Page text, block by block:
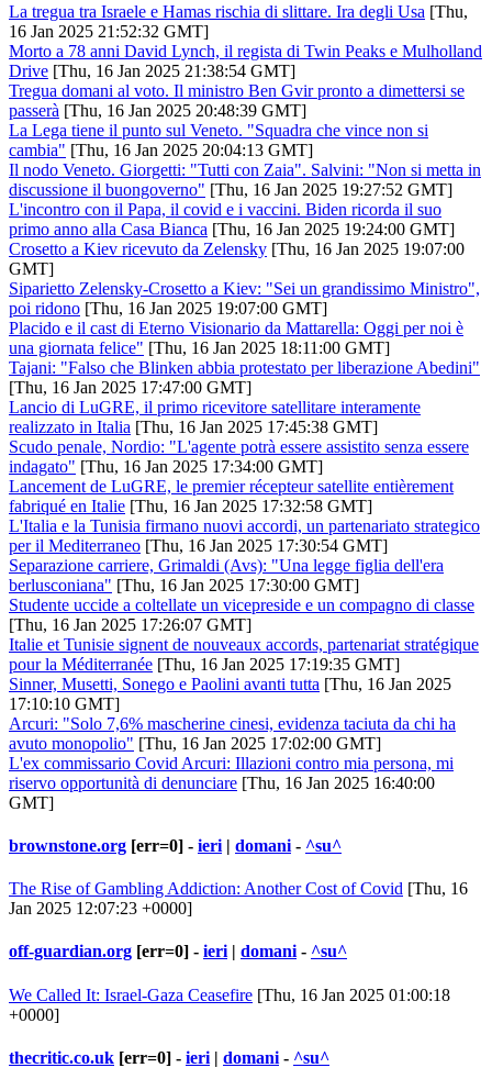
La tregua tra Israele e Hamas rischia di slittare. Ira degli Usa [Thu,
16 Jan 2025 21:52:32 GMT]
Morto a 78 anni David Lynch, il regista di Twin Peaks e Mulholland
Drive [Thu, 16 Jan 2025 21:38:54 GMT]
Tregua domani al voto. Il ministro Ben Gvir pronto a dimettersi se
passerà [Thu, 16 Jan 2025 20:48:39 GMT]
La Lega tiene il punto sul Veneto. "Squadra che vince non si
cambia" [Thu, 16 Jan 2025 20:04:13 GMT]
Il nodo Veneto. Giorgetti: "Tutti con Zaia". Salvini: "Non si metta in
discussione il buongoverno" [Thu, 16 Jan 2025 19:27:52 GMT]
L'incontro con il Papa, il covid e i vaccini. Biden ricorda il suo
primo anno alla Casa Bianca [Thu, 16 Jan 2025 19:24:00 GMT]
Crosetto a Kiev ricevuto da Zelensky [Thu, 16 Jan 2025 19:07:00
GMT]
Siparietto Zelensky-Crosetto a Kiev: "Sei un grandissimo Ministro",
poi ridono [Thu, 16 Jan 2025 19:07:00 GMT]
Placido e il cast di Eterno Visionario da Mattarella: Oggi per noi è
una giornata felice" [Thu, 16 Jan 2025 18:11:00 GMT]
Tajani: "Falso che Blinken abbia protestato per liberazione Abedini"
[Thu, 16 Jan 2025 17:47:00 GMT]
Lancio di LuGRE, il primo ricevitore satellitare interamente
realizzato in Italia [Thu, 16 Jan 2025 17:45:38 GMT]
Scudo penale, Nordio: "L'agente potrà essere assistito senza essere
indagato" [Thu, 16 Jan 2025 17:34:00 GMT]
Lancement de LuGRE, le premier récepteur satellite entièrement
fabriqué en Italie [Thu, 16 Jan 2025 17:32:58 GMT]
L'Italia e la Tunisia firmano nuovi accordi, un partenariato strategico
per il Mediterraneo [Thu, 16 Jan 2025 17:30:54 GMT]
Separazione carriere, Grimaldi (Avs): "Una legge figlia dell'era
berlusconiana" [Thu, 16 Jan 2025 17:30:00 GMT]
Studente uccide a coltellate un vicepreside e un compagno di classe
[Thu, 16 Jan 2025 17:26:07 GMT]
Italie et Tunisie signent de nouveaux accords, partenariat stratégique
pour la Méditerranée [Thu, 16 Jan 2025 17:19:35 GMT]
Sinner, Musetti, Sonego e Paolini avanti tutta [Thu, 16 Jan 2025
17:10:10 GMT]
Arcuri: "Solo 7,6% mascherine cinesi, evidenza taciuta da chi ha
avuto monopolio" [Thu, 16 Jan 2025 17:02:00 GMT]
L'ex commissario Covid Arcuri: Illazioni contro mia persona, mi
riservo opportunità di denunciare [Thu, 16 Jan 2025 16:40:00
GMT]
brownstone.org [err=0] - ieri | domani - ^su^
The Rise of Gambling Addiction: Another Cost of Covid [Thu, 16
Jan 2025 12:07:23 +0000]
off-guardian.org [err=0] - ieri| domani- ^su^
We Called It: Israel-Gaza Ceasefire [Thu, 16 Jan 2025 01:00:18
+0000]
thecritic.co.uk [err=0] - ieri | domani - ^su^